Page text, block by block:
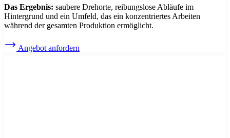
Das Ergebnis: saubere Drehorte, reibungslose Abläufe im
Hintergrund und ein Umfeld, das ein konzentriertes Arbeiten
während der gesamten Produktion ermöglicht.
Angebot anfordern